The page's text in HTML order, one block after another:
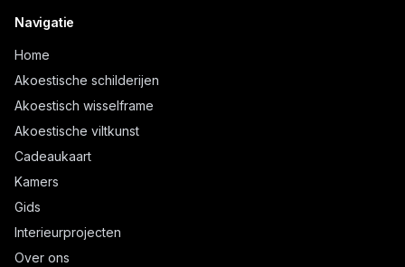
Navigatie
Home
Akoestische schilderijen
Akoestisch wisselframe
Akoestische viltkunst
Cadeaukaart
Kamers
Gids
Interieurprojecten
Over ons